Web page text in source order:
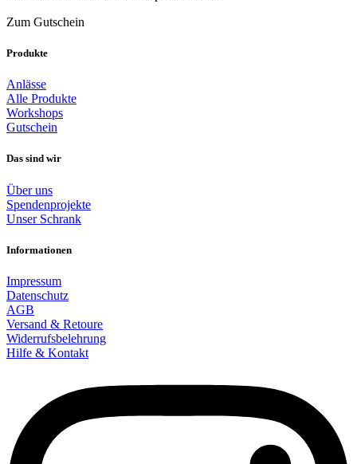
Zum Gutschein
Produkte
Anlässe
Alle Produkte
Workshops
Gutschein
Das sind wir
Über uns
Spendenprojekte
Unser Schrank
Informationen
Impressum
Datenschutz
AGB
Versand & Retoure
Widerrufsbelehrung
Hilfe & Kontakt